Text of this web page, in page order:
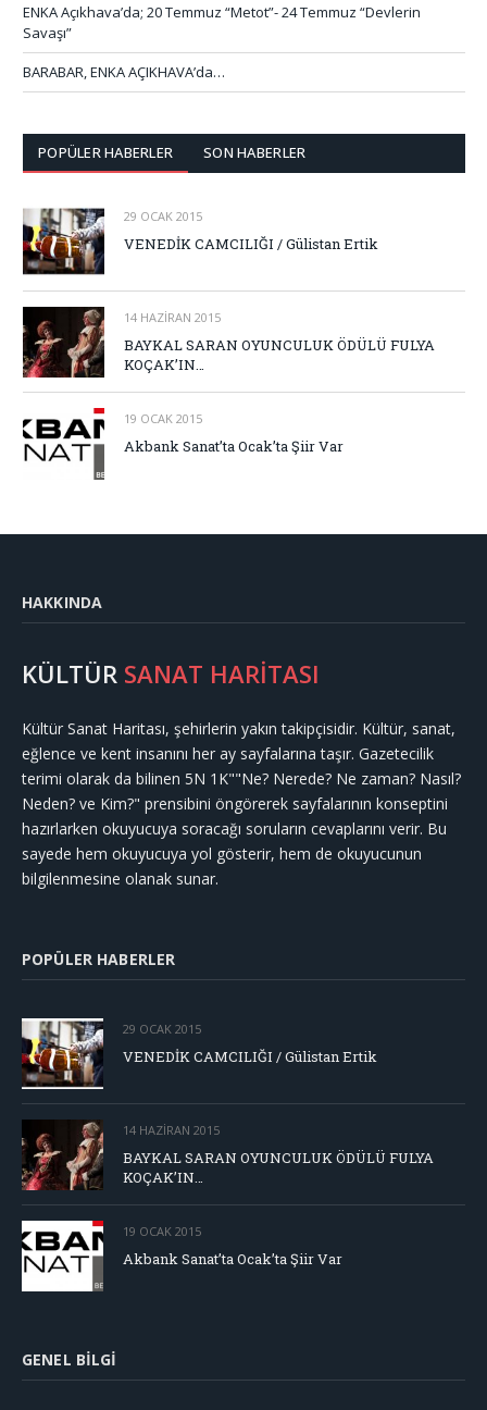
ENKA Açıkhava’da; 20 Temmuz “Metot”- 24 Temmuz “Devlerin
Savaşı”
BARABAR, ENKA AÇIKHAVA’da…
POPÜLER HABERLER SON HABERLER
29 OCAK 2015
VENEDİK CAMCILIĞI / Gülistan Ertik
14 HAZIRAN 2015
BAYKAL SARAN OYUNCULUK ÖDÜLÜ FULYA
KOÇAK’IN…
19 OCAK 2015
Akbank Sanat’ta Ocak’ta Şiir Var
HAKKINDA
KÜLTÜR SANAT HARİTASI
Kültür Sanat Haritası, şehirlerin yakın takipçisidir. Kültür, sanat,
eğlence ve kent insanını her ay sayfalarına taşır. Gazetecilik
terimi olarak da bilinen 5N 1K""Ne? Nerede? Ne zaman? Nasıl?
Neden? ve Kim?" prensibini öngörerek sayfalarının konseptini
hazırlarken okuyucuya soracağı soruların cevaplarını verir. Bu
sayede hem okuyucuya yol gösterir, hem de okuyucunun
bilgilenmesine olanak sunar.
POPÜLER HABERLER
29 OCAK 2015
VENEDİK CAMCILIĞI / Gülistan Ertik
14 HAZIRAN 2015
BAYKAL SARAN OYUNCULUK ÖDÜLÜ FULYA
KOÇAK’IN…
19 OCAK 2015
Akbank Sanat’ta Ocak’ta Şiir Var
GENEL BILGI